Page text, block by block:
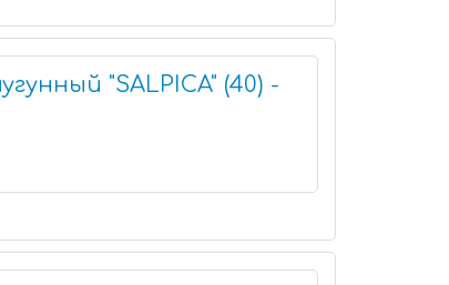
"SALPICA" (40) -